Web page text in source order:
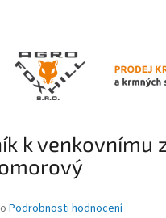
k venkovnímu
Podrobnosti hodnocení